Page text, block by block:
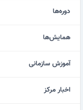
دوره‌ها
همایش‌ها
آموزش سازمانی
اخبار مرکز